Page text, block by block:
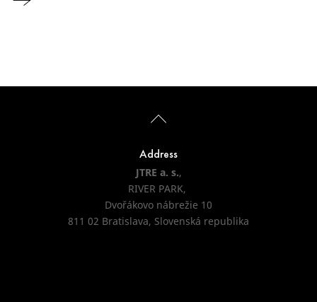
Address
JTRE a. s.,
RIVER PARK,
Dvořákovo nábrežie 10
811 02 Bratislava, Slovenská republika